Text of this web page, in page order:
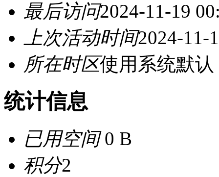
最后访问2024-11-19
上次活动时间2024-11-
所在时区使用系统默认
统计信息
已用空间0 B
积分2